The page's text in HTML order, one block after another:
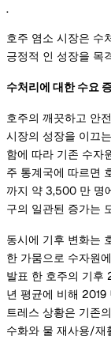
.
호주 염소 시장은 수
긍정적 인 성장을 목
수처리에 대한 수요
호주의 깨끗하고 안
시장의 성장을 이끄
함에 따라 기존 수자
주 통계국에 따르면
까지 약 3,500 만 명
구의 일관된 증가는
동시에 기후 변화는
한 가뭄으로 수자원
발표 한 호주의 기후
년 평균에 비해
트레스 상황은 기존
수화와 물 재사용/재